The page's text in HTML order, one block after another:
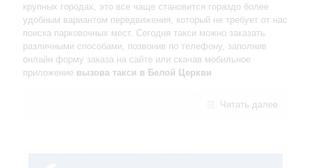
крупных городах, это все чаще становится гораздо более
удобным вариантом передвижения, который не требует от нас
поиска парковочных мест. Сегодня такси можно заказать
различными способами, позвонив по телефону, заполнив
онлайн форму заказа на сайте или скачав мобильное
приложение вызова такси в Белой Церкви
Читать далее